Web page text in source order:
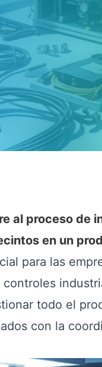
al proceso de
en un
para las
todo el
con la